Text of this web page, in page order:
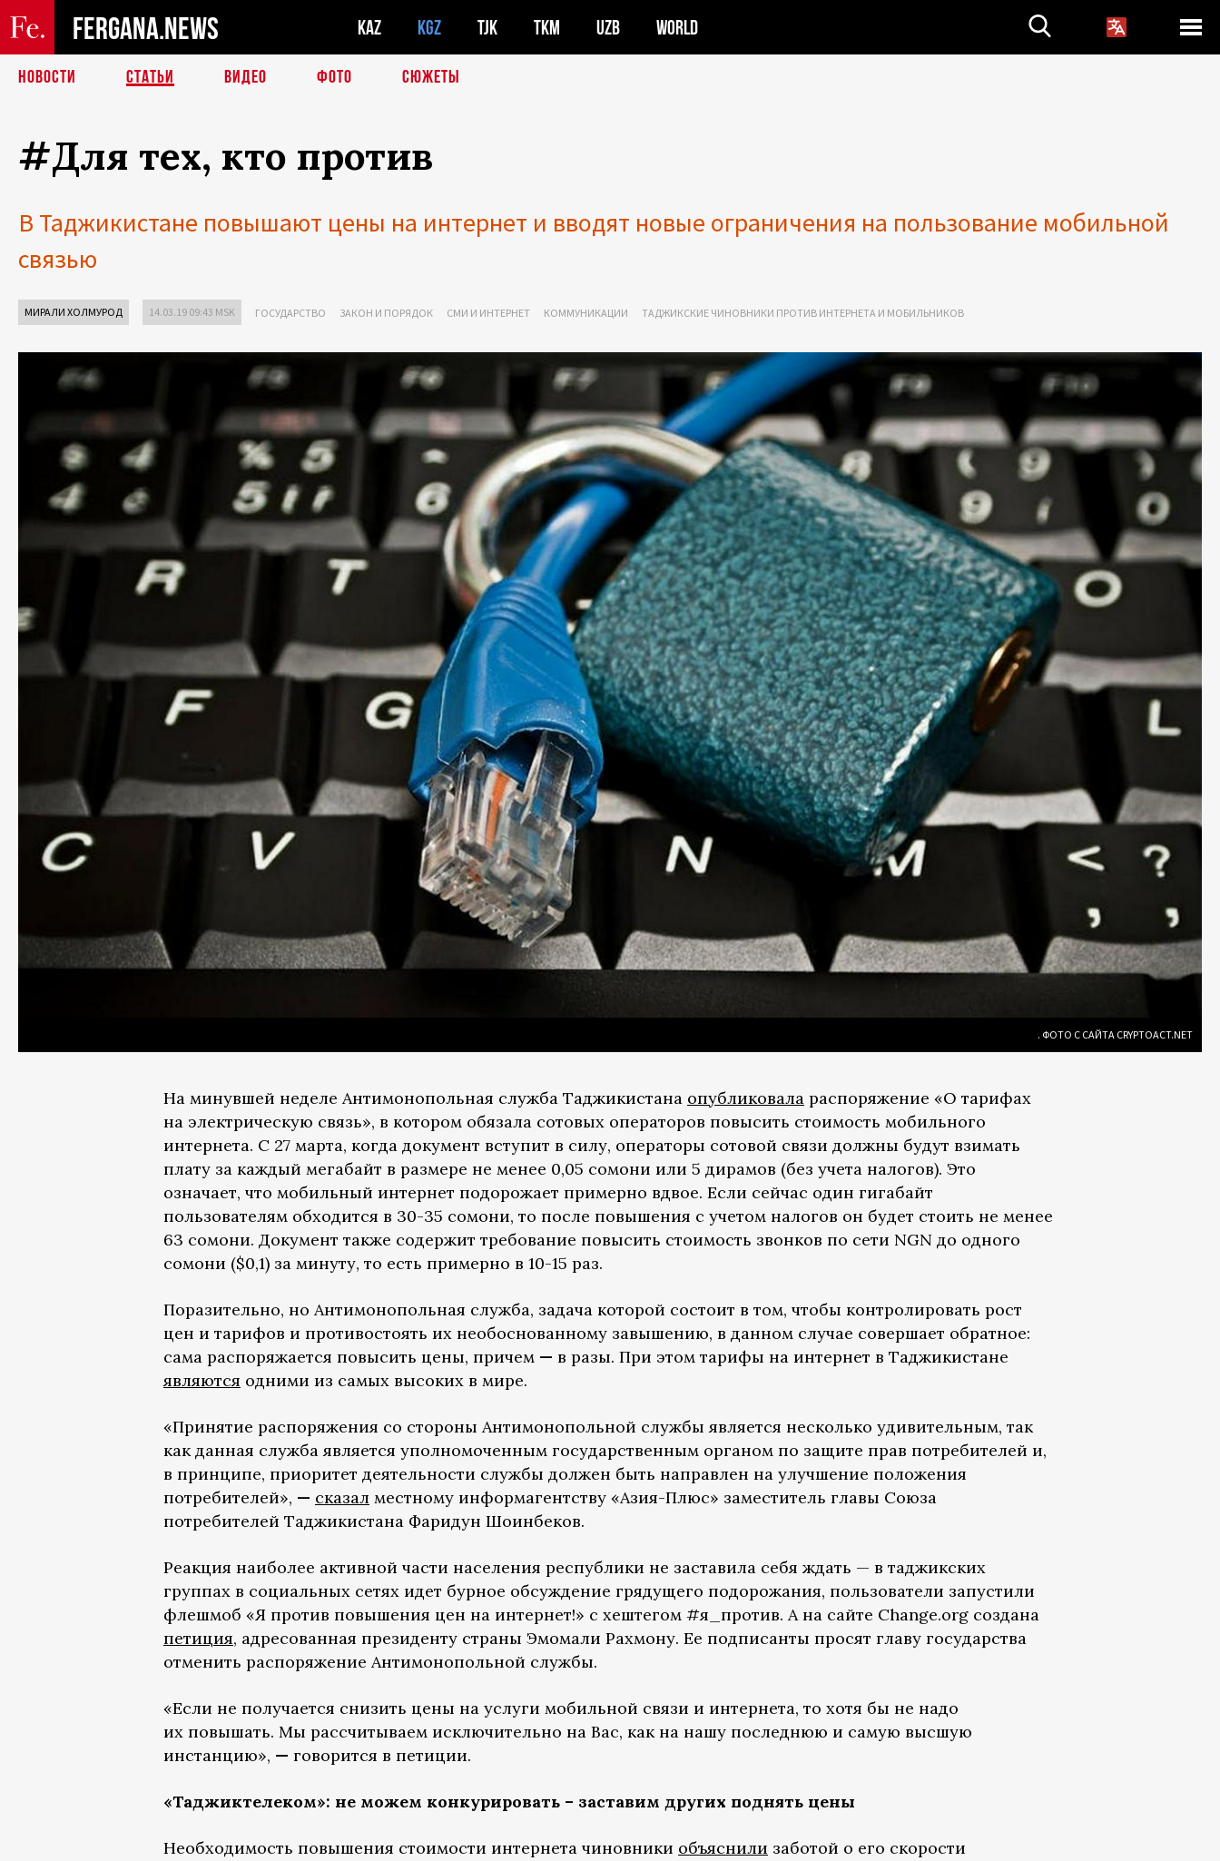
FERGANA.NEWS KAZ KGZ TJK TKM UZB WORLD
НОВОСТИ СТАТЬИ ВИДЕО ФОТО СЮЖЕТЫ
#Для тех, кто против
В Таджикистане повышают цены на интернет и вводят новые ограничения на пользование мобильной
связью
МИРАЛИ ХОЛМУРОД 14.03.19 09:43 MSK ГОСУДАРСТВО ЗАКОН И ПОРЯДОК СМИ И ИНТЕРНЕТ КОММУНИКАЦИИ ТАДЖИКСКИЕ ЧИНОВНИКИ ПРОТИВ ИНТЕРНЕТА И МОБИЛЬНИКОВ
. ФОТО С САЙТА СRYPTOACT.NET
На минувшей неделе Антимонопольная служба Таджикистана опубликовала распоряжение «О тарифах
на электрическую связь», в котором обязала сотовых операторов повысить стоимость мобильного
интернета. С 27 марта, когда документ вступит в силу, операторы сотовой связи должны будут взимать
плату за каждый мегабайт в размере не менее 0,05 сомони или 5 дирамов (без учета налогов). Это
означает, что мобильный интернет подорожает примерно вдвое. Если сейчас один гигабайт
пользователям обходится в 30-35 сомони, то после повышения с учетом налогов он будет стоить не менее
63 сомони. Документ также содержит требование повысить стоимость звонков по сети NGN до одного
сомони ($0,1) за минуту, то есть примерно в 10-15 раз.
Поразительно, но Антимонопольная служба, задача которой состоит в том, чтобы контролировать рост
цен и тарифов и противостоять их необоснованному завышению, в данном случае совершает обратное:
сама распоряжается повысить цены, причем — в разы. При этом тарифы на интернет в Таджикистане
являются одними из самых высоких в мире.
«Принятие распоряжения со стороны Антимонопольной службы является несколько удивительным, так
как данная служба является уполномоченным государственным органом по защите прав потребителей и,
в принципе, приоритет деятельности службы должен быть направлен на улучшение положения
потребителей», — сказал местному информагентству «Азия-Плюс» заместитель главы Союза
потребителей Таджикистана Фаридун Шоинбеков.
Реакция наиболее активной части населения республики не заставила себя ждать — в таджикских
группах в социальных сетях идет бурное обсуждение грядущего подорожания, пользователи запустили
флешмоб «Я против повышения цен на интернет!» с хештегом #я_против. А на сайте Change.org создана
петиция, адресованная президенту страны Эмомали Рахмону. Ее подписанты просят главу государства
отменить распоряжение Антимонопольной службы.
«Если не получается снизить цены на услуги мобильной связи и интернета, то хотя бы не надо
их повышать. Мы рассчитываем исключительно на Вас, как на нашу последнюю и самую высшую
инстанцию», — говорится в петиции.
«Таджиктелеком»: не можем конкурировать – заставим других поднять цены
Необходимость повышения стоимости интернета чиновники объяснили заботой о его скорости